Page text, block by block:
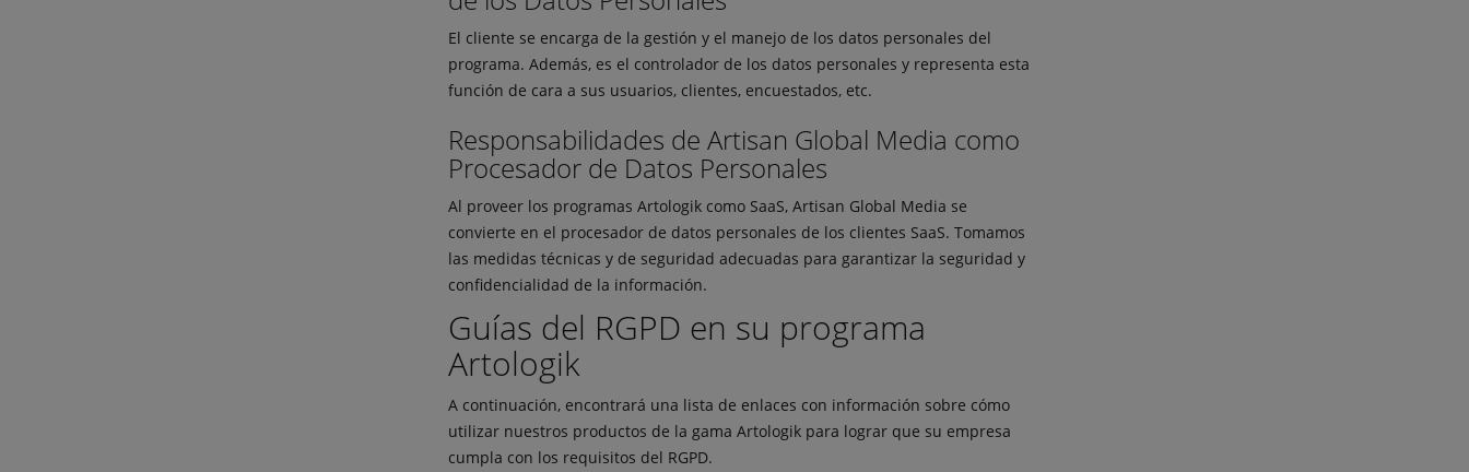
El cliente se encarga de la gestión y el manejo de los datos personales del
programa. Además, es el controlador de los datos personales y representa esta
función de cara a sus usuarios, clientes, encuestados, etc.
Responsabilidades de Artisan Global Media como
Procesador de Datos Personales
Al proveer los programas Artologik como SaaS, Artisan Global Media se
convierte en el procesador de datos personales de los clientes SaaS. Tomamos
las medidas técnicas y de seguridad adecuadas para garantizar la seguridad y
confidencialidad de la información.
Guías del RGPD en su programa
Artologik
A continuación, encontrará una lista de enlaces con información sobre cómo
utilizar nuestros productos de la gama Artologik para lograr que su empresa
cumpla con los requisitos del RGPD.